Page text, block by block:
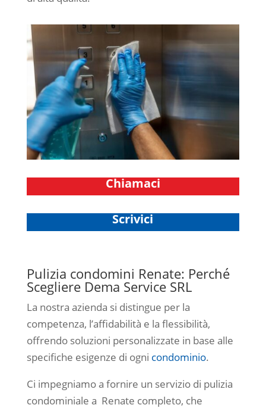
Chiamaci
Scrivici
Pulizia condomini Renate: Perché
Scegliere Dema Service SRL
La nostra azienda si distingue per la
competenza, l’affidabilità e la flessibilità,
offrendo soluzioni personalizzate in base alle
specifiche esigenze di ogni condominio.
Ci impegniamo a fornire un servizio di pulizia
condominiale a Renate completo, che